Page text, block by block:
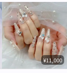
¥11,000